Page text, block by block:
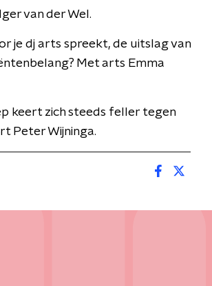
van der Wel.
je dj arts spreekt, de uitslag van
Met arts Emma
keert zich steeds feller tegen
Peter Wijninga.